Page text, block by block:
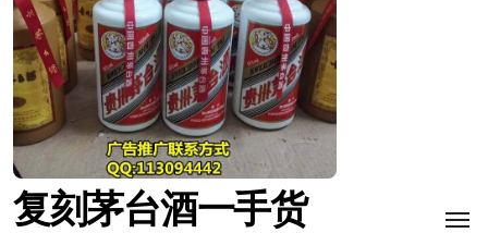
复刻茅台酒一手货